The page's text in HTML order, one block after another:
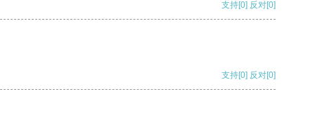
支持[0] 反对[0]
支持[0] 反对[0]